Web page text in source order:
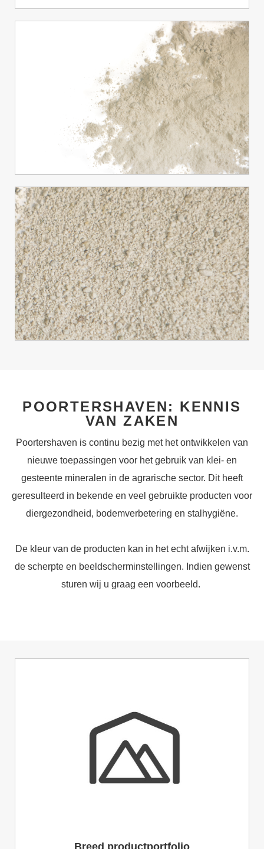
POORTERSHAVEN: KENNIS
VAN ZAKEN
Poortershaven is continu bezig met het ontwikkelen van
nieuwe toepassingen voor het gebruik van klei- en
gesteente mineralen in de agrarische sector. Dit heeft
geresulteerd in bekende en veel gebruikte producten voor
diergezondheid, bodemverbetering en stalhygiëne.
De kleur van de producten kan in het echt afwijken i.v.m.
de scherpte en beeldscherminstellingen. Indien gewenst
sturen wij u graag een voorbeeld.
Breed productportfolio